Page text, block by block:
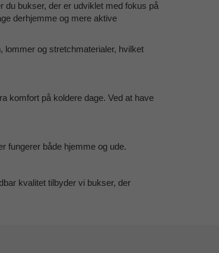
du bukser, der er udviklet med fokus på
derhjemme og mere aktive
lommer og stretchmaterialer, hvilket
komfort på koldere dage. Ved at have
fungerer både hjemme og ude.
kvalitet tilbyder vi bukser, der